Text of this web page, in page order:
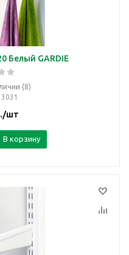
Белый GARDIE
(8)
3031
/шт
В корзину